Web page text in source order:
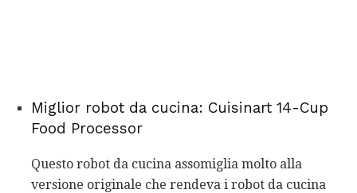
Miglior robot da cucina: Cuisinart 14-Cup
Food Processor
Questo robot da cucina assomiglia molto alla
versione originale che rendeva i robot da cucina